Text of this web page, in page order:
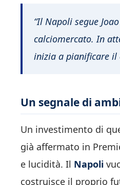
“Il Napoli segue
calciomercato. In
inizia a pianificare il
Un segnale di
Un investimento di
già affermato in
e lucidità. Il Napoli
costruisce il proprio